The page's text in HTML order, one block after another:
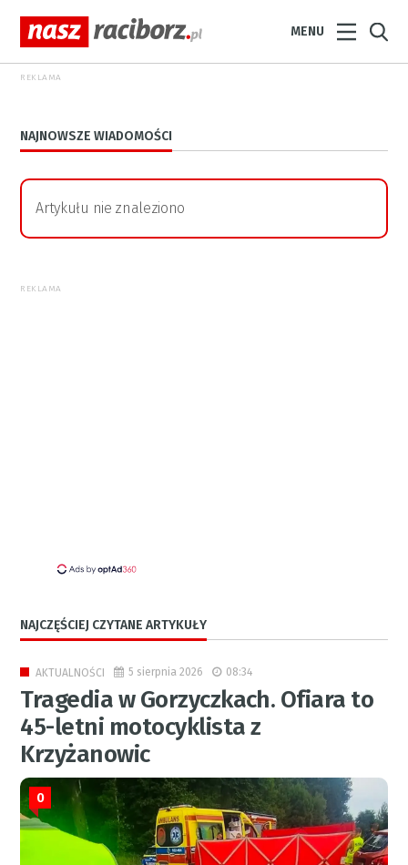
MENU
REKLAMA
NAJNOWSZE WIADOMOŚCI
Artykułu nie znaleziono
REKLAMA
NAJCZĘŚCIEJ CZYTANE ARTYKUŁY
AKTUALNOŚCI 5 sierpnia 2026 08:34
Tragedia w Gorzyczkach. Ofiara to
45-letni motocyklista z
Krzyżanowic
0